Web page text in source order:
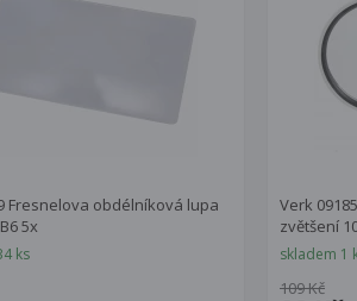
Fresnelova obdélníková lupa
5x
ks
Verk
zvětšení
skladem 1
109 Kč